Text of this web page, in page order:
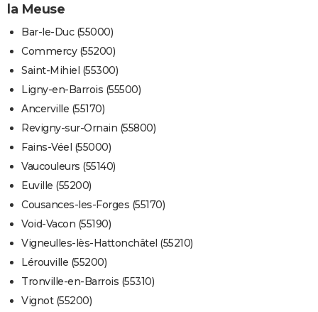
la Meuse
Bar-le-Duc (55000)
Commercy (55200)
Saint-Mihiel (55300)
Ligny-en-Barrois (55500)
Ancerville (55170)
Revigny-sur-Ornain (55800)
Fains-Véel (55000)
Vaucouleurs (55140)
Euville (55200)
Cousances-les-Forges (55170)
Void-Vacon (55190)
Vigneulles-lès-Hattonchâtel (55210)
Lérouville (55200)
Tronville-en-Barrois (55310)
Vignot (55200)